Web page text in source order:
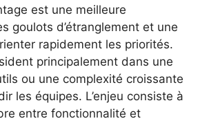
est une meilleure
goulots d’étranglement et une
rapidement les priorités.
principalement dans une
ou une complexité croissante
les équipes. L’enjeu consiste à
entre fonctionnalité et